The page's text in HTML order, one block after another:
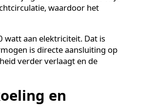
thermische energie op te slaan in
grootste deel van de dag nauwelijks
te laten draaien, benut het
PCM-panelen om ruimtes op
die opgeslagen koude geleidelijk
van de tijd gebruik van directe vrije